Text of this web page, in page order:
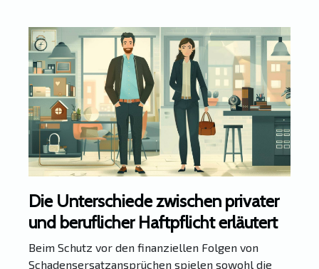
Die Unterschiede zwischen privater
und beruflicher Haftpflicht erläutert
Beim Schutz vor den finanziellen Folgen von
Schadensersatzansprüchen spielen sowohl die